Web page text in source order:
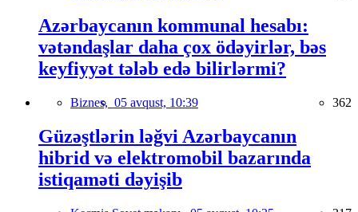
Azərbaycanın kommunal hesabı:
vətəndaşlar daha çox ödəyirlər, bəs
keyfiyyət tələb edə bilirlərmi?
Biznes, 05 avqust, 10:39 362
Güzəştlərin ləğvi Azərbaycanın
hibrid və elektromobil bazarında
istiqaməti dəyişib